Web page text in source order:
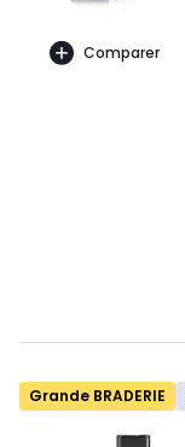
Comparer
Grande BRADERIE